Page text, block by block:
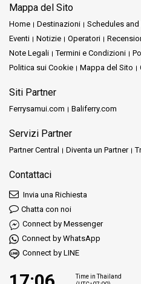
Mappa del Sito
Home Destinazioni Schedules and
Eventi
Notizie Operatori
Note Legali
Termini e Condizioni
Politica sui Cookie
Mappa del Sito
Siti Partner
Ferrysamui.com Baliferry.com
Servizi Partner
Partner Central Diventa un Partner
Contattaci
Invia una Richiesta
Chatta con noi
Connect by Messenger
Connect by WhatsApp
Connect by LINE
Time in Thailand